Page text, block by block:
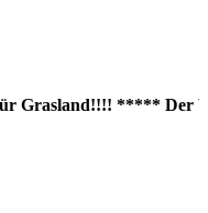
Grasland!!!! ***** Der